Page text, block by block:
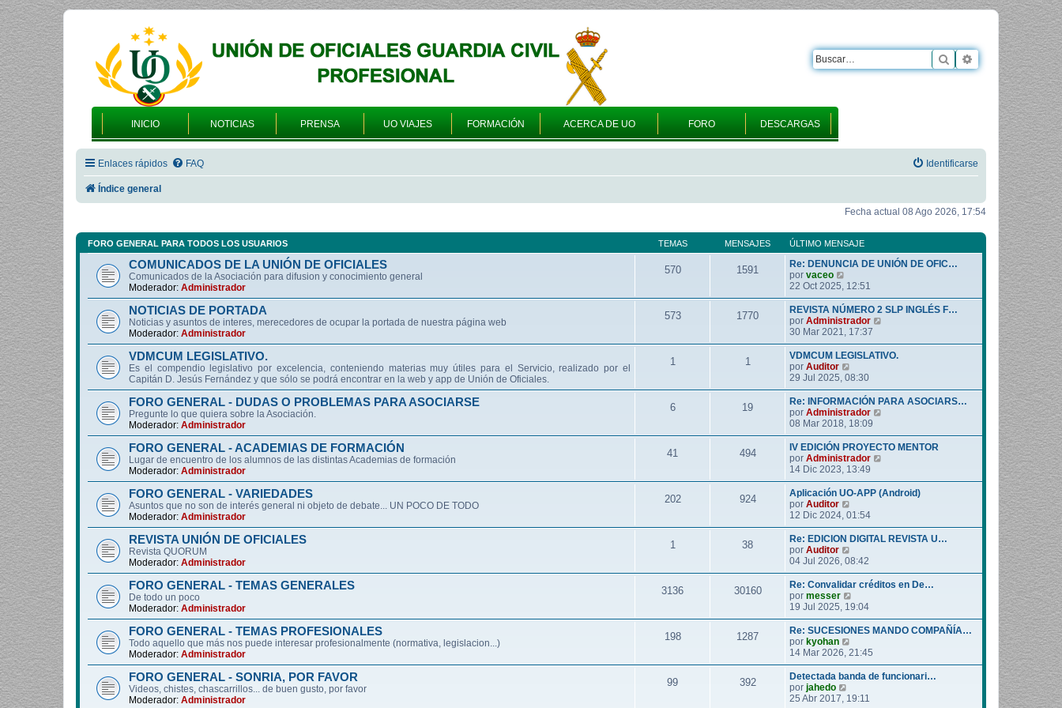
INICIO NOTICIAS PRENSA UO VIAJES FORMACIÓN ACERCA DE UO FORO DESCARGAS
Buscar Búsqueda
Enlaces rápidos FAQ Identificarse
Índice general
Fecha actual 08 Ago 2026, 17:54
FORO GENERAL PARA TODOS LOS USUARIOS TEMAS MENSAJES ÚLTIMO MENSAJE
COMUNICADOS DE LA UNIÓN DE OFICIALES
Comunicados de la Asociación para difusion y conocimiento general
Moderador: Administrador
570 1591
Re: DENUNCIA DE UNIÓN DE OFIC…
por vaceo
e
r
ú
l
m
o
m
n
s
a
j
e
22 Oct 2025, 12:51
NOTICIAS DE PORTADA
Noticias y asuntos de interes, merecedores de ocupar la portada de nuestra página web
Moderador: Administrador
573 1770
REVISTA NÚMERO 2 SLP INGLÉS F…
por Administrador
r
ú
m
n
s
e
30 Mar 2021, 17:37
VDMCUM LEGISLATIVO.
Es el compendio legislativo por excelencia, conteniendo materias muy útiles para el Servicio, realizado por el
Capitán D. Jesús Fernández y que sólo se podrá encontrar en la web y app de Unión de Oficiales.
1 1
VDMCUM LEGISLATIVO.
por Auditor
e
r
ú
l
t
m
o
m
n
s
a
j
e
29 Jul 2025, 08:30
FORO GENERAL - DUDAS O PROBLEMAS PARA ASOCIARSE
Pregunte lo que quiera sobre la Asociación.
Moderador: Administrador
6 19
Re: INFORMACIÓN PARA ASOCIARS…
por Administrador
r
ú
m
n
s
e
08 Mar 2018, 18:09
FORO GENERAL - ACADEMIAS DE FORMACIÓN
Lugar de encuentro de los alumnos de las distintas Academias de formación
Moderador: Administrador
41 494
IV EDICIÓN PROYECTO MENTOR
por Administrador
r
ú
m
n
s
e
14 Dic 2023, 13:49
FORO GENERAL - VARIEDADES
Asuntos que no son de interés general ni objeto de debate... UN POCO DE TODO
Moderador: Administrador
202 924
Aplicación UO-APP (Android)
por Auditor
e
r
ú
t
m
o
m
n
s
a
j
12 Dic 2024, 01:54
REVISTA UNIÓN DE OFICIALES
Revista QUORUM
Moderador: Administrador
1 38
Re: EDICION DIGITAL REVISTA U…
por Auditor
e
r
ú
l
t
m
m
s
a
j
04 Jul 2026, 08:42
FORO GENERAL - TEMAS GENERALES
De todo un poco
Moderador: Administrador
3136 30160
Re: Convalidar créditos en De…
por messer
e
r
ú
t
m
m
19 Jul 2025, 19:04
FORO GENERAL - TEMAS PROFESIONALES
Todo aquello que más nos puede interesar profesionalmente (normativa, legislacion...)
Moderador: Administrador
198 1287
Re: SUCESIONES MANDO COMPAÑÍA…
por kyohan
e
r
ú
t
14 Mar 2026, 21:45
FORO GENERAL - SONRIA, POR FAVOR
Videos, chistes, chascarrillos... de buen gusto, por favor
Moderador: Administrador
99 392
Detectada banda de funcionari…
por jahedo
e
25 Abr 2017, 19:11